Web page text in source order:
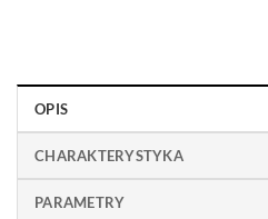
OPIS
CHARAKTERYSTYKA
PARAMETRY